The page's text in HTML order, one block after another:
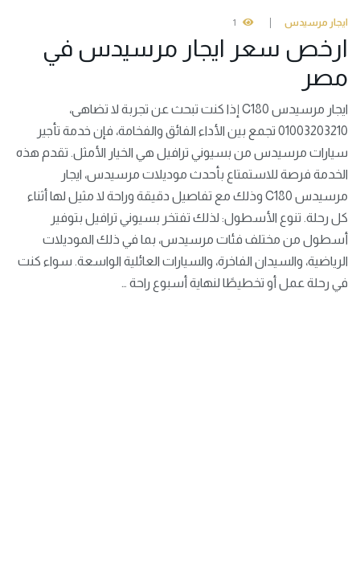
ايجار مرسيدس 1
ارخص سعر ايجار مرسيدس في
مصر
ايجار مرسيدس C180 إذا كنت تبحث عن تجربة لا تضاهى،
01003203210 تجمع بين الأداء الفائق والفخامة، فإن خدمة تأجير
سيارات مرسيدس من بسيوني ترافيل هي الخيار الأمثل. تقدم هذه
الخدمة فرصة للاستمتاع بأحدث موديلات مرسيدس، ايجار
مرسيدس C180 وذلك مع تفاصيل دقيقة وراحة لا مثيل لها أثناء
كل رحلة. تنوع الأسطول: لذلك تفتخر بسيوني ترافيل بتوفير
أسطول من مختلف فئات مرسيدس، بما في ذلك الموديلات
الرياضية، والسيدان الفاخرة، والسيارات العائلية الواسعة. سواء كنت
في رحلة عمل أو تخطيطًا لنهاية أسبوع راحة …